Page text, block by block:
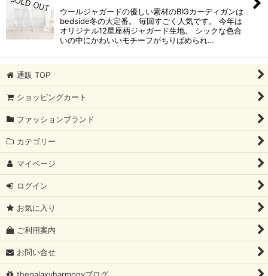
ウールジャガードの優しい素材のBIGカーディガンは
bedside冬の大定番。 毎回すごく人気です。 今年は
オリジナル12星座柄ジャガード生地。 シックな色合
いの中にかわいいモチーフがちりばめられ…
通販 TOP
ショッピングカート
ファッションブランド
カテゴリー
マイページ
ログイン
お気に入り
ご利用案内
お問い合せ